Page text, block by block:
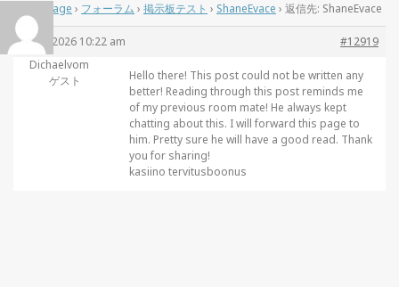
Home Page › フォーラム › 掲示板テスト › ShaneEvace › 返信先: ShaneEvace
5月 5, 2026 10:22 am
#12919
Dichaelvom
ゲスト
Hello there! This post could not be written any
better! Reading through this post reminds me
of my previous room mate! He always kept
chatting about this. I will forward this page to
him. Pretty sure he will have a good read. Thank
you for sharing!
kasiino tervitusboonus